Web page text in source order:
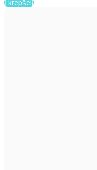
Į krepšelį